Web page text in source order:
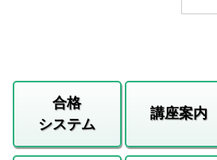
合格
システム
講座案内